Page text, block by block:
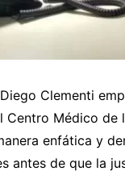
Clementi
Centro Médico de
enfática y
antes de que la